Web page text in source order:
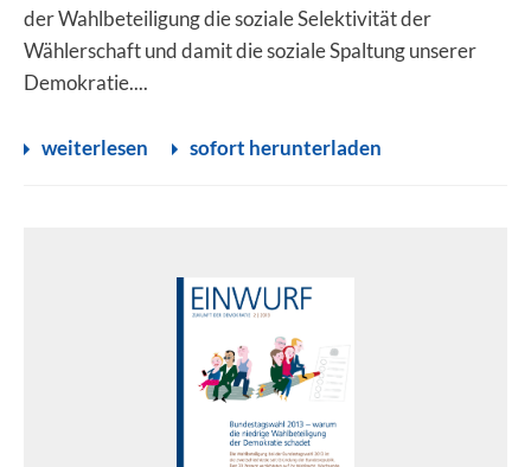
der Wahlbeteiligung die soziale Selektivität der
Wählerschaft und damit die soziale Spaltung unserer
Demokratie....
weiterlesen sofort herunterladen